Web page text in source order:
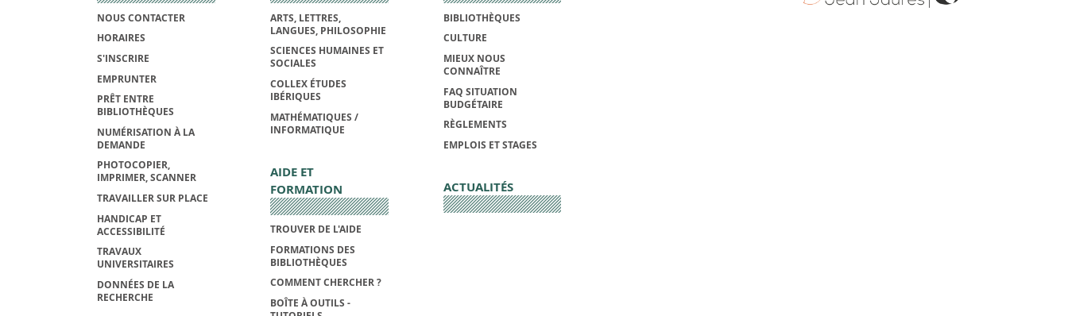
NOUS CONTACTER
HORAIRES
S'INSCRIRE
EMPRUNTER
PRÊT ENTRE
BIBLIOTHÈQUES
NUMÉRISATION À LA
DEMANDE
PHOTOCOPIER,
IMPRIMER, SCANNER
TRAVAILLER SUR PLACE
HANDICAP ET
ACCESSIBILITÉ
TRAVAUX
UNIVERSITAIRES
DONNÉES DE LA
RECHERCHE
ARTS, LETTRES,
LANGUES, PHILOSOPHIE
SCIENCES HUMAINES ET
SOCIALES
COLLEX ÉTUDES
IBÉRIQUES
MATHÉMATIQUES /
INFORMATIQUE
AIDE ET
FORMATION
TROUVER DE L'AIDE
FORMATIONS DES
BIBLIOTHÈQUES
COMMENT CHERCHER ?
BOÎTE À OUTILS -
BIBLIOTHÈQUES
CULTURE
MIEUX NOUS
CONNAÎTRE
FAQ SITUATION
BUDGÉTAIRE
RÈGLEMENTS
EMPLOIS ET STAGES
ACTUALITÉS